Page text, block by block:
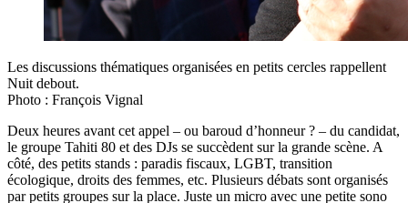
Les discussions thématiques organisées en petits cercles rappellent
Nuit debout.
Photo : François Vignal
Deux heures avant cet appel – ou baroud d’honneur ? – du candidat,
le groupe Tahiti 80 et des DJs se succèdent sur la grande scène. A
côté, des petits stands : paradis fiscaux, LGBT, transition
écologique, droits des femmes, etc. Plusieurs débats sont organisés
par petits groupes sur la place. Juste un micro avec une petite sono